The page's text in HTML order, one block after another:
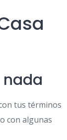
nada
tus términos
con algunas